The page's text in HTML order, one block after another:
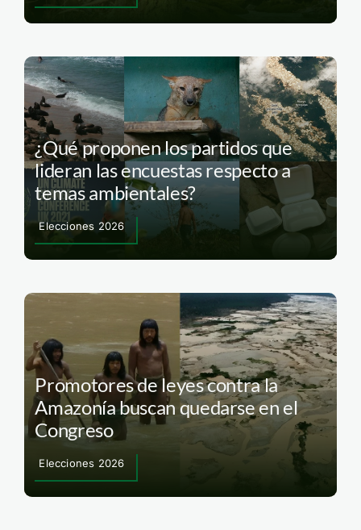
¿Qué proponen los partidos que
lideran las encuestas respecto a
temas ambientales?
Elecciones 2026
Promotores de leyes contra la
Amazonía buscan quedarse en el
Congreso
Elecciones 2026